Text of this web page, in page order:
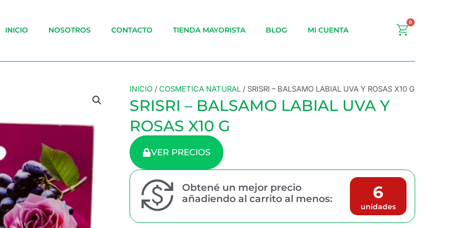
INICIO NOSOTROS CONTACTO TIENDA MAYORISTA BLOG MI CUENTA
0
Carrito
INICIO / COSMETICA NATURAL / SRISRI – BALSAMO LABIAL UVA Y ROSAS X10 G
SRISRI – BALSAMO LABIAL UVA Y
ROSAS X10 G
VER PRECIOS
Obtené un mejor precio
añadiendo al carrito al menos:
6
unidades